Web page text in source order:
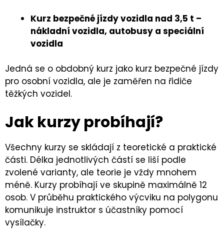
Kurz bezpečné jízdy vozidla nad 3,5 t –
nákladní vozidla, autobusy a speciální
vozidla
Jedná se o obdobný kurz jako kurz bezpečné jízdy
pro osobní vozidla, ale je zaměřen na řidiče
těžkých vozidel.
Jak kurzy probíhají?
Všechny kurzy se skládají z teoretické a praktické
části. Délka jednotlivých částí se liší podle
zvolené varianty, ale teorie je vždy mnohem
méně. Kurzy probíhají ve skupině maximálně 12
osob. V průběhu praktického výcviku na polygonu
komunikuje instruktor s účastníky pomocí
vysílačky.